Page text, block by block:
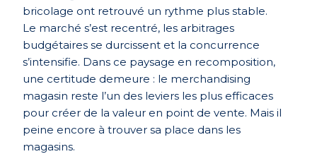
bricolage ont retrouvé un rythme plus stable.
Le marché s’est recentré, les arbitrages
budgétaires se durcissent et la concurrence
s’intensifie. Dans ce paysage en recomposition,
une certitude demeure : le merchandising
magasin reste l’un des leviers les plus efficaces
pour créer de la valeur en point de vente. Mais il
peine encore à trouver sa place dans les
magasins.